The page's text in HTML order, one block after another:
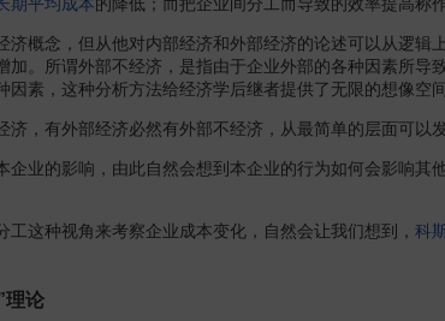
期平均成本的降低；而把企业间分工而导致的效率提高称
济概念，但从他对内部经济和外部经济的论述可以从逻
。所谓外部不经济，是指由于企业外部的各种因素所
素，这种分析方法给经济学后继者提供了无限的想像空间
有外部经济必然有外部不经济，从最简单的层面可以发
的影响，由此自然会想到本企业的行为如何会影响其
种视角来考察企业成本变化，自然会让我们想到， 科
理论